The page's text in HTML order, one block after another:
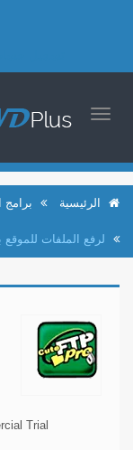
TOGGLE
الرئيسية
لرفع الملفات للموقع
Trial